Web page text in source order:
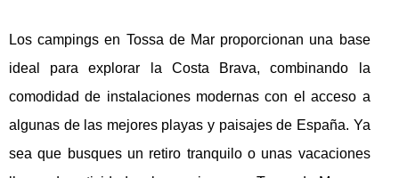
Los campings en Tossa de Mar proporcionan una base
ideal para explorar la Costa Brava, combinando la
comodidad de instalaciones modernas con el acceso a
algunas de las mejores playas y paisajes de España. Ya
sea que busques un retiro tranquilo o unas vacaciones